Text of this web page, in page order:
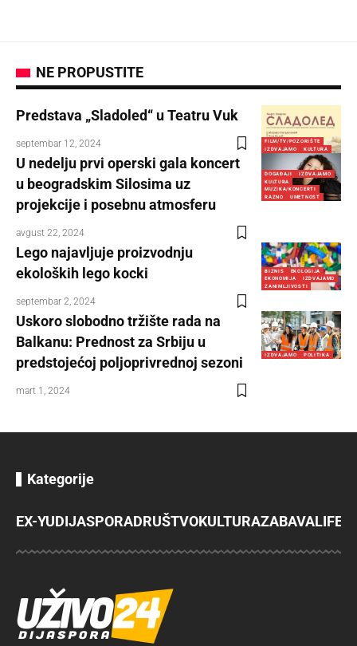
NE PROPUSTITE
FILM/TV/POZORIŠTE
IZDVAJAMO
KULTURA
Predstava „Sladoled“ u Teatru Vuk
septembar 12, 2024
DOGAĐAJI
IZDVAJAMO
KULTURA
MUZIKA/KONCERTI
RAZNO
UMETNOST
U nedelju prvi operski gala koncert
u beogradskim Silosima uz
projekcije i posebnu atmosferu
avgust 22, 2024
BIZNIS
EKOLOGIJA
EKONOMIJA
IZDVAJAMO
ZANIMLJIVOSTI
Lego najavljuje proizvodnju
ekoloških lego kocki
septembar 2, 2024
IZDVAJAMO POLITIKA
Uskoro slobodno tržište rada na
Balkanu: Prednost za Srbiju u
predstojećoj poljoprivrednoj sezoni
mart 1, 2024
Kategorije
EX-YUDIJASPORADRUŠTVOKULTURAZABAVA